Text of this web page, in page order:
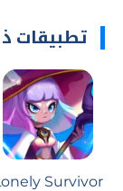
تطبيقات
Survivor